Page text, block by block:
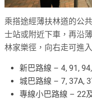
乘搭途經薄扶林道的公
士站或附近下車，再沿
林家樂徑，向右走可進
新巴路線 – 4, 91,
城巴路線 – 7, 37A,
專線小巴路線 – 22